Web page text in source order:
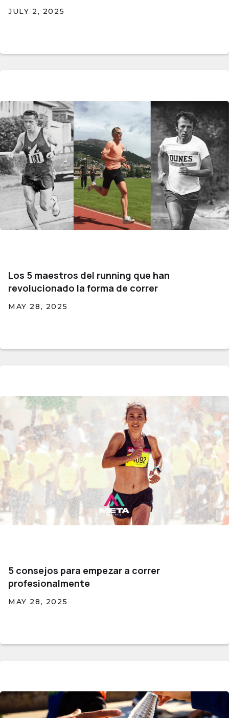
JULY 2, 2025
Los 5 maestros del running que han
revolucionado la forma de correr
MAY 28, 2025
5 consejos para empezar a correr
profesionalmente
MAY 28, 2025